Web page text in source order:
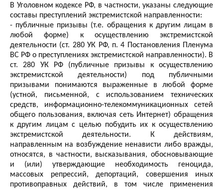
В Уголовном кодексе РФ, в частности, указаны следующие
составы преступлений экстремистской направленности:
- публичные призывы (т.е. обращения к другим лицам в
любой форме) к осуществлению экстремистской
деятельности (ст. 280 УК РФ, п. 4 Постановления Пленума
ВС РФ о преступлениях экстремистской направленности). В
ст. 280 УК РФ (публичные призывы к осуществлению
экстремистской деятельности) под публичными
призывами понимаются выраженные в любой форме
(устной, письменной, с использованием технических
средств, информационно-телекоммуникационных сетей
общего пользования, включая сеть Интернет) обращения
к другим лицам с целью побудить их к осуществлению
экстремистской деятельности. К действиям,
направленным на возбуждение ненависти либо вражды,
относятся, в частности, высказывания, обосновывающие
и (или) утверждающие необходимость геноцида,
массовых репрессий, депортаций, совершения иных
противоправных действий, в том числе применения